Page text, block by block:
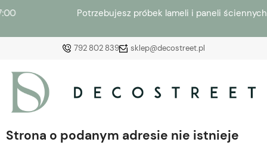
Potrzebujesz próbek lameli i paneli ściennych? → Zamów
792 802 839 sklep@decostreet.pl
Załóż konto
Strona o podanym adresie nie istnieje